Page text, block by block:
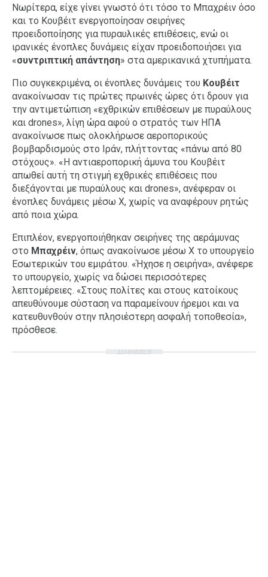
Νωρίτερα, είχε γίνει γνωστό ότι τόσο το Μπαχρέιν όσο
και το Κουβέιτ ενεργοποίησαν σειρήνες
προειδοποίησης για πυραυλικές επιθέσεις, ενώ οι
ιρανικές ένοπλες δυνάμεις είχαν προειδοποιήσει για
«συντριπτική απάντηση» στα αμερικανικά χτυπήματα.
Πιο συγκεκριμένα, οι ένοπλες δυνάμεις του Κουβέιτ
ανακοίνωσαν τις πρώτες πρωινές ώρες ότι δρουν για
την αντιμετώπιση «εχθρικών επιθέσεων με πυραύλους
και drones», λίγη ώρα αφού ο στρατός των ΗΠΑ
ανακοίνωσε πως ολοκλήρωσε αεροπορικούς
βομβαρδισμούς στο Ιράν, πλήττοντας «πάνω από 80
στόχους». «Η αντιαεροπορική άμυνα του Κουβέιτ
απωθεί αυτή τη στιγμή εχθρικές επιθέσεις που
διεξάγονται με πυραύλους και drones», ανέφεραν οι
ένοπλες δυνάμεις μέσω X, χωρίς να αναφέρουν ρητώς
από ποια χώρα.
Επιπλέον, ενεργοποιήθηκαν σειρήνες της αεράμυνας
στο Μπαχρέιν, όπως ανακοίνωσε μέσω X το υπουργείο
Εσωτερικών του εμιράτου. «Ήχησε η σειρήνα», ανέφερε
το υπουργείο, χωρίς να δώσει περισσότερες
λεπτομέρειες. «Στους πολίτες και στους κατοίκους
απευθύνουμε σύσταση να παραμείνουν ήρεμοι και να
κατευθυνθούν στην πλησιέστερη ασφαλή τοποθεσία»,
πρόσθεσε.
ΔΙΑΦΗΜΙΣΗ